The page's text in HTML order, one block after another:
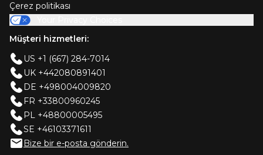
Çerez politikası
Müşteri hizmetleri:
US +1 (667) 284-7014
UK +442080891401
DE +498004009820
FR +33800960245
PL +48800005495
SE +46103371611
Bize bir e-posta gönderin.